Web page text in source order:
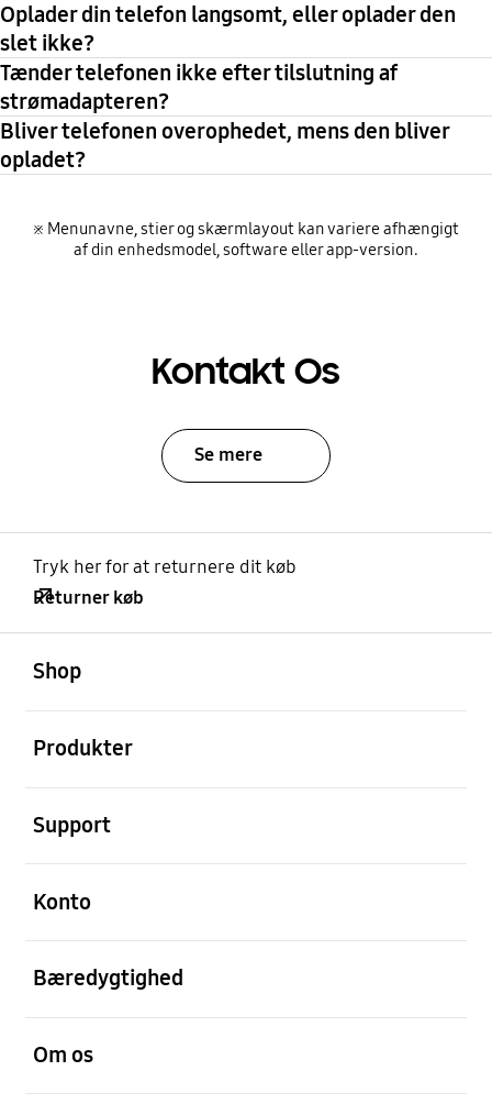
Oplader din telefon langsomt, eller oplader den
slet ikke?
Tænder telefonen ikke efter tilslutning af
strømadapteren?
Bliver telefonen overophedet, mens den bliver
opladet?
※ Menunavne, stier og skærmlayout kan variere afhængigt
af din enhedsmodel, software eller app-version.
Kontakt Os
Se mere
Tryk her for at returnere dit køb
Returner køb
Shop
Produkter
Support
Konto
Bæredygtighed
Om os